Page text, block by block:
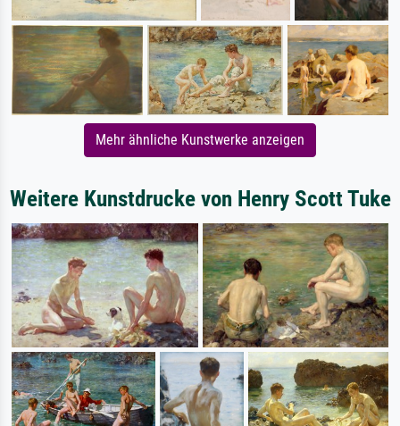
Mehr ähnliche Kunstwerke anzeigen
Weitere Kunstdrucke von Henry Scott Tuke